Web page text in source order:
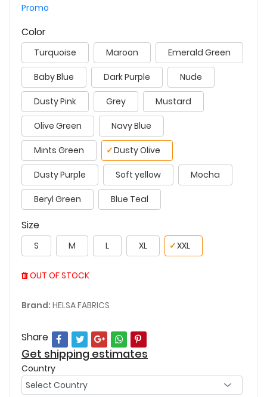
Promo
Color
Turquoise Maroon Emerald Green
Baby Blue Dark Purple Nude
Dusty Pink Grey Mustard
Olive Green Navy Blue
Mints Green Dusty Olive
✓
Dusty Purple Soft yellow Mocha
Beryl Green Blue Teal
Size
S M L XL XXL
✓
OUT OF STOCK
Brand: HELSA FABRICS
Share
Get shipping estimates
Country